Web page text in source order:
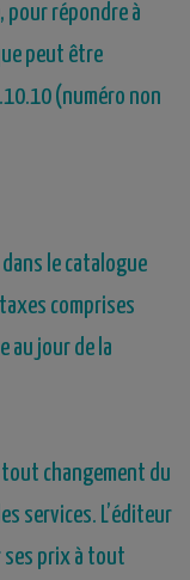
répondre à
peut être
(numéro non
le catalogue
comprises
au jour de la
changement du
services. L’éditeur
ses prix à tout